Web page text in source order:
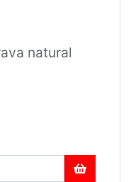
natural